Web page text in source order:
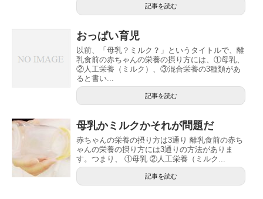
記事を読む
おっぱい育児
以前、「母乳？ミルク？」というタイトルで、離
乳食前の赤ちゃんの栄養の摂り方には、①母乳、
②人工栄養（ミルク）、③混合栄養の3種類があ
ると書い...
記事を読む
母乳かミルクかそれが問題だ
赤ちゃんの栄養の摂り方は3通り 離乳食前の赤ち
ゃんの栄養の摂り方には3通りの方法がありま
す。つまり、 ①母乳 ②人工栄養（ミルク...
記事を読む